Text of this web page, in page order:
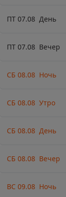
ПТ 07.08 День
ПТ 07.08 Вечер
СБ 08.08 Ночь
СБ 08.08 Утро
СБ 08.08 День
СБ 08.08 Вечер
ВС 09.08 Ночь